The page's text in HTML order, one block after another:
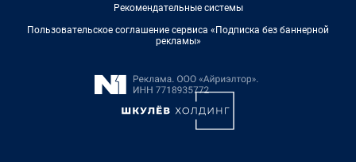
Рекомендательные системы
Пользовательское соглашение сервиса «Подписка без баннерной
рекламы»